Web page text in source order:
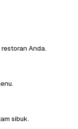
Anda.
sibuk.